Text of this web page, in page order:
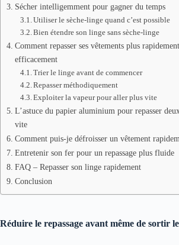
Sécher intelligemment pour gagner du temps
Utiliser le sèche-linge quand c’est possible
Bien étendre son linge sans sèche-linge
Comment repasser ses vêtements plus
efficacement
Trier le linge avant de commencer
Repasser méthodiquement
Exploiter la vapeur pour aller plus vite
L’astuce du papier aluminium pour repasser
vite
Comment puis-je défroisser un vêtement
Entretenir son fer pour un repassage plus fluide
FAQ – Repasser son linge rapidement
Conclusion
Réduire le repassage avant même de sortir